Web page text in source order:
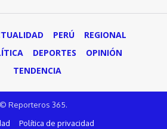
PERÚ
REGIONAL
DEPORTES
OPINIÓN
TENDENCIA
© Reporteros 365.
Política de privacidad